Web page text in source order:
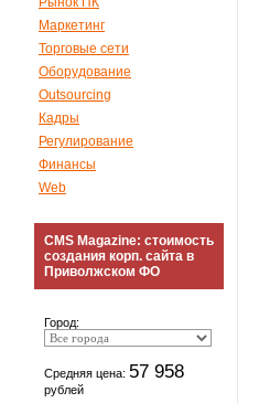
Маркетинг
Торговые сети
Оборудование
Outsourcing
Кадры
Регулирование
Финансы
Web
CMS Magazine: стоимость
создания корп. сайта в
Приволжском ФО
Город:
Средняя цена: 57 958
рублей